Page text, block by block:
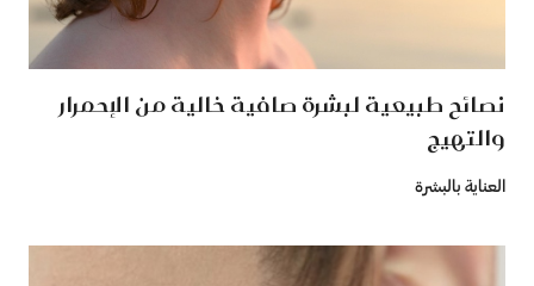
نصائح طبيعية لبشرة صافية خالية من الإحمرار
والتهيج
العناية بالبشرة